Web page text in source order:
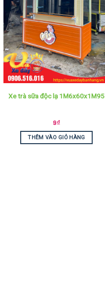
Xe trà sữa độc lạ 1M6x60x1M95
9₫
THÊM VÀO GIỎ HÀNG